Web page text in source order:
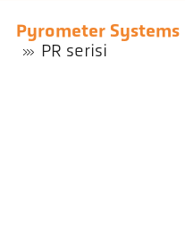
Pyrometer Systems
PR serisi